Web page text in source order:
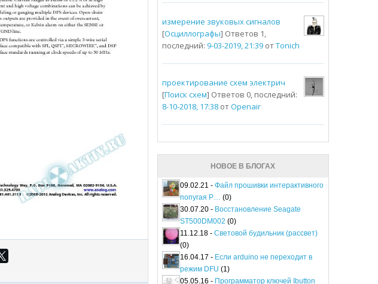
измерение звуковых сигналов
[Осциллографы] Ответов 1,
последний: 9-03-2019, 21:39отTonich
проектирование схем электрич
[Поиск схем] Ответов 0, последний:
8-10-2018, 17:38отOpenair
НОВОЕ В БЛОГАХ
09.02.21 - Файл прошивки интерактивного
попугая P… (0)
30.07.20 - Восстановление Seagate
ST500DM002 (0)
11.12.18 - Световой будильник (рассвет)
(0)
16.04.17 - Если arduino не переходит в
режим DFU (1)
05.05.16 - Программатор ключей Ibutton